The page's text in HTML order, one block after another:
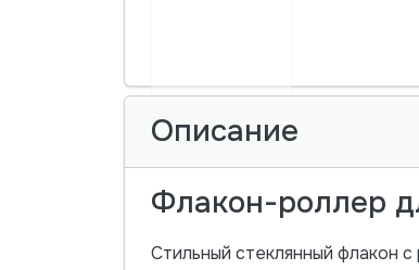
Описание
Флакон-роллер
Стильный стеклянный флакон